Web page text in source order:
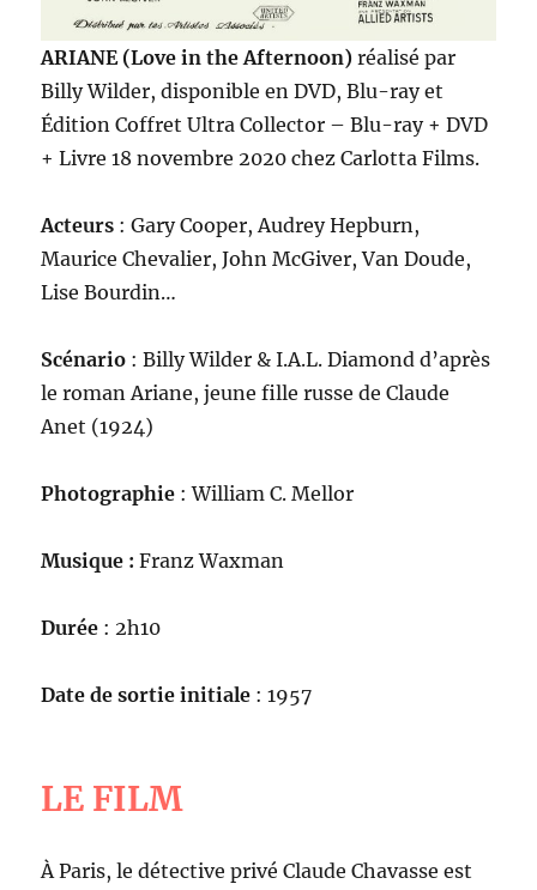
ARIANE (Love in the Afternoon) réalisé par
Billy Wilder, disponible en DVD, Blu-ray et
Édition Coffret Ultra Collector – Blu-ray + DVD
+ Livre 18 novembre 2020 chez Carlotta Films.
Acteurs : Gary Cooper, Audrey Hepburn,
Maurice Chevalier, John McGiver, Van Doude,
Lise Bourdin…
Scénario : Billy Wilder & I.A.L. Diamond d’après
le roman Ariane, jeune fille russe de Claude
Anet (1924)
Photographie : William C. Mellor
Musique : Franz Waxman
Durée : 2h10
Date de sortie initiale : 1957
LE FILM
À Paris, le détective privé Claude Chavasse est